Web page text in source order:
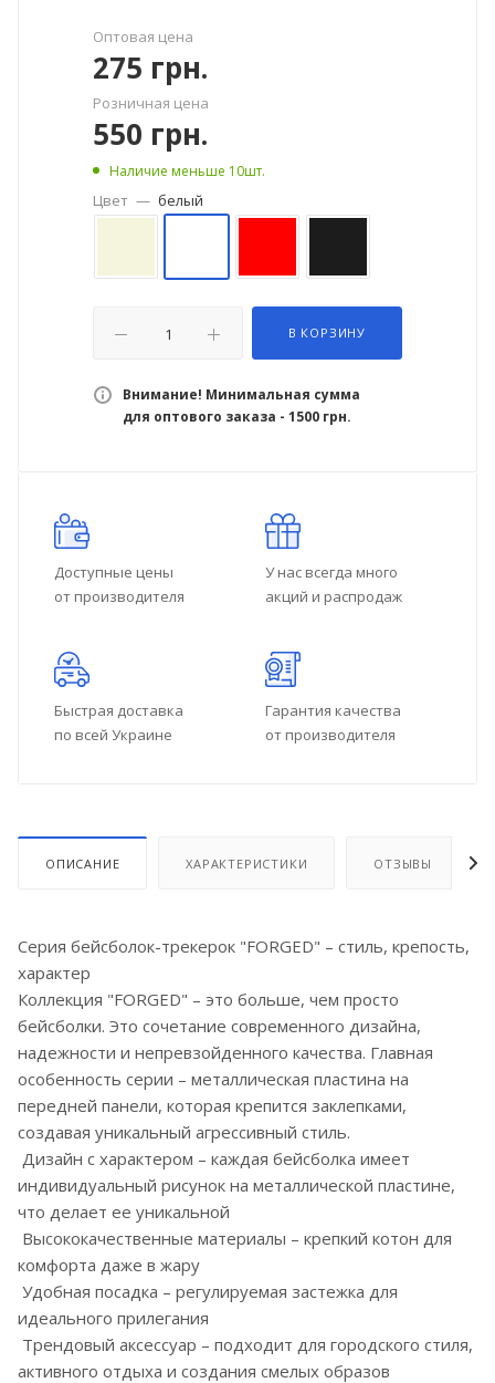
Оптовая цена
275 грн.
Розничная цена
550 грн.
Наличие меньше 10шт.
Цвет — белый
В КОРЗИНУ
Внимание! Минимальная сумма
для оптового заказа - 1500 грн.
Доступные цены
от производителя
У нас всегда много
акций и распродаж
Быстрая доставка
по всей Украине
Гарантия качества
от производителя
ОПИСАНИЕ ХАРАКТЕРИСТИКИ ОТЗЫВЫ
Серия бейсболок-трекерок "FORGED" – стиль, крепость,
характер
Коллекция "FORGED" – это больше, чем просто
бейсболки. Это сочетание современного дизайна,
надежности и непревзойденного качества. Главная
особенность серии – металлическая пластина на
передней панели, которая крепится заклепками,
создавая уникальный агрессивный стиль.
Дизайн с характером – каждая бейсболка имеет
индивидуальный рисунок на металлической пластине,
что делает ее уникальной
Высококачественные материалы – крепкий котон для
комфорта даже в жару
Удобная посадка – регулируемая застежка для
идеального прилегания
Трендовый аксессуар – подходит для городского стиля,
активного отдыха и создания смелых образов